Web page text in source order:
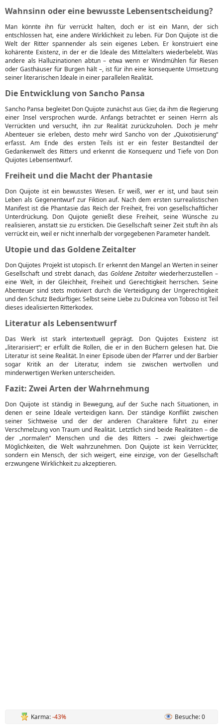
Wahnsinn oder eine bewusste Lebensentscheidung?
Man könnte ihn für verrückt halten, doch er ist ein Mann, der sich
entschlossen hat, eine andere Wirklichkeit zu leben. Für Don Quijote ist die
Welt der Ritter spannender als sein eigenes Leben. Er konstruiert eine
kohärente Existenz, in der er die Ideale des Mittelalters wiederbelebt. Was
andere als Halluzinationen abtun – etwa wenn er Windmühlen für Riesen
oder Gasthäuser für Burgen hält –, ist für ihn eine konsequente Umsetzung
seiner literarischen Ideale in einer parallelen Realität.
Die Entwicklung von Sancho Pansa
Sancho Pansa begleitet Don Quijote zunächst aus Gier, da ihm die Regierung
einer Insel versprochen wurde. Anfangs betrachtet er seinen Herrn als
Verrückten und versucht, ihn zur Realität zurückzuholen. Doch je mehr
Abenteuer sie erleben, desto mehr wird Sancho von der „Quixotisierung“
erfasst. Am Ende des ersten Teils ist er ein fester Bestandteil der
Gedankenwelt des Ritters und erkennt die Konsequenz und Tiefe von Don
Quijotes Lebensentwurf.
Freiheit und die Macht der Phantasie
Don Quijote ist ein bewusstes Wesen. Er weiß, wer er ist, und baut sein
Leben als Gegenentwurf zur Fiktion auf. Nach dem ersten surrealistischen
Manifest ist die Phantasie das Reich der Freiheit, frei von gesellschaftlicher
Unterdrückung. Don Quijote genießt diese Freiheit, seine Wünsche zu
realisieren, anstatt sie zu ersticken. Die Gesellschaft seiner Zeit stuft ihn als
verrückt ein, weil er nicht innerhalb der vorgegebenen Parameter handelt.
Utopie und das Goldene Zeitalter
Don Quijotes Projekt ist utopisch. Er erkennt den Mangel an Werten in seiner
Gesellschaft und strebt danach, das Goldene Zeitalter wiederherzustellen –
eine Welt, in der Gleichheit, Freiheit und Gerechtigkeit herrschen. Seine
Abenteuer sind stets motiviert durch die Verteidigung der Ungerechtigkeit
und den Schutz Bedürftiger. Selbst seine Liebe zu Dulcinea von Toboso ist Teil
dieses idealisierten Ritterkodex.
Literatur als Lebensentwurf
Das Werk ist stark intertextuell geprägt. Don Quijotes Existenz ist
„literarisiert“; er erfüllt die Rollen, die er in den Büchern gelesen hat. Die
Literatur ist seine Realität. In einer Episode üben der Pfarrer und der Barbier
sogar Kritik an der Literatur, indem sie zwischen wertvollen und
minderwertigen Werken unterscheiden.
Fazit: Zwei Arten der Wahrnehmung
Don Quijote ist ständig in Bewegung, auf der Suche nach Situationen, in
denen er seine Ideale verteidigen kann. Der ständige Konflikt zwischen
seiner Sichtweise und der der anderen Charaktere führt zu einer
Verschmelzung von Traum und Realität. Letztlich sind beide Realitäten – die
der „normalen“ Menschen und die des Ritters – zwei gleichwertige
Möglichkeiten, die Welt wahrzunehmen. Don Quijote ist kein Verrückter,
sondern ein Mensch, der sich weigert, eine einzige, von der Gesellschaft
erzwungene Wirklichkeit zu akzeptieren.
Karma:-43% Besuche: 0